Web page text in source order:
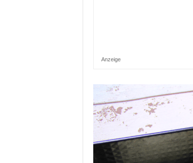
Anzeige